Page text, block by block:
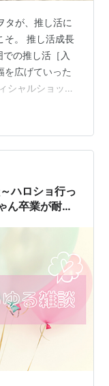
タが、推し活に
そ。 推し活成長
の推し活［入
を広げていった
シャルショップ
に行ってみた
グを読んでいた
で ハロショって
ズ3選 まとめ ハ
ェクトオフィシ
ハロショ行っ
ん卒業が耐え